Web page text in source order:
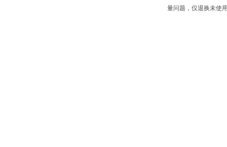
量问题，仅退换未使